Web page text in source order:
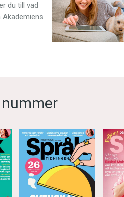
du till vad
Akademiens